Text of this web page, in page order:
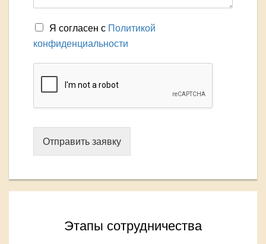
Я согласен с Политикой
конфиденциальности
Отправить заявку
Этапы сотрудничества